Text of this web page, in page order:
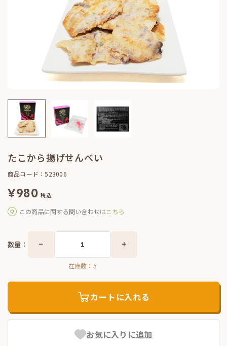
たこから揚げせんべい
商品コード：523006
¥980 税込
この商品に関する問い合わせはこちら
お気に入りに追加
数量：
在庫数： 5
カートに入れる